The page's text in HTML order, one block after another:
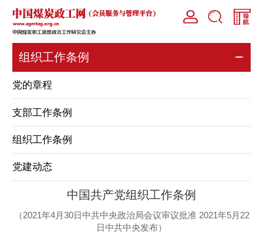
组织工作条例
党的章程
支部工作条例
组织工作条例
党建动态
中国共产党组织工作条例
（2021年4月30日中共中央政治局会议审议批准 2021年5月22
日中共中央发布）